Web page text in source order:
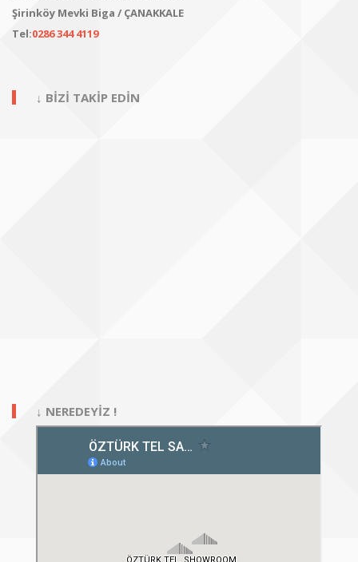
Şirinköy Mevki Biga / ÇANAKKALE
Tel:0286 344 4119
↓ BİZİ TAKİP EDİN
↓ NEREDEYİZ !